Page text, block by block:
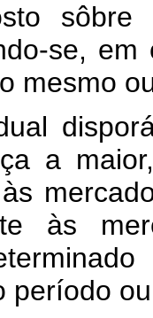
sôbre
se,
mesmo
a
às
período